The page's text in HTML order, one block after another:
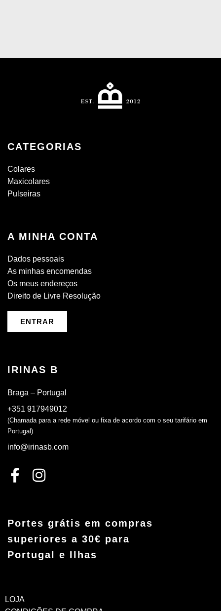
CATEGORIAS
Colares
Maxicolares
Pulseiras
A MINHA CONTA
Dados pessoais
As minhas encomendas
Os meus endereços
Direito de Livre Resolução
ENTRAR
IRINAS B
Braga – Portugal
+351 917949012
(Chamada para a rede móvel ou fixa de acordo com o seu tarifário em
Portugal)
info@irinasb.com
Portes grátis em compras
superiores a 30€ para
Portugal e Ilhas
LOJA